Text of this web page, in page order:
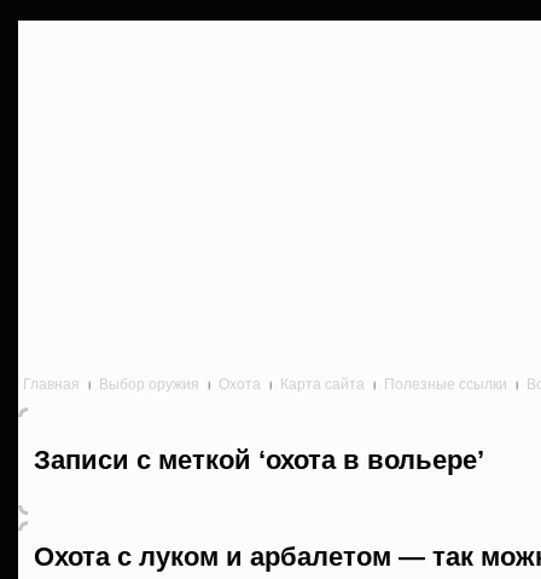
Главная Выбор оружия Охота Карта сайта Полезные ссылки
Записи с меткой ‘охота в вольере’
Охота с луком и арбалетом — так